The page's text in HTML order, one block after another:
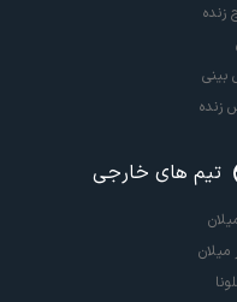
زنده
بینی
زنده
تیم های خارجی
میلان